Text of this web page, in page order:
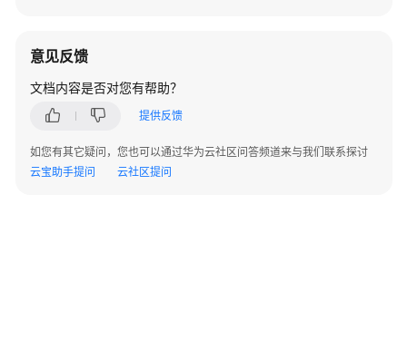
资
源
区
域
意见反馈
文档内容是否对您有帮助？
提供反馈
如您有其它疑问，您也可以通过华为云社区问答频道来与我们联系探讨
云宝助手提问
云社区提问